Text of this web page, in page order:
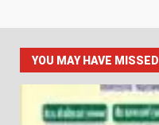
YOU MAY HAVE MISSED